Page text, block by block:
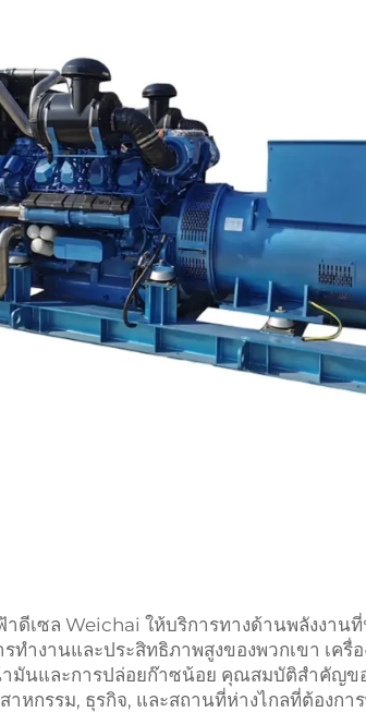
าดีเซล Weichai ให้บริการทางด้านพลังงาน
ทํางานและประสิทธิภาพสูงของพวกเขา เครื่
มันและการปล่อยก๊าซน้อย คุณสมบัติสําคัญข
าหกรรม, ธุรกิจ, และสถานที่ห่างไกลที่ต้องกา